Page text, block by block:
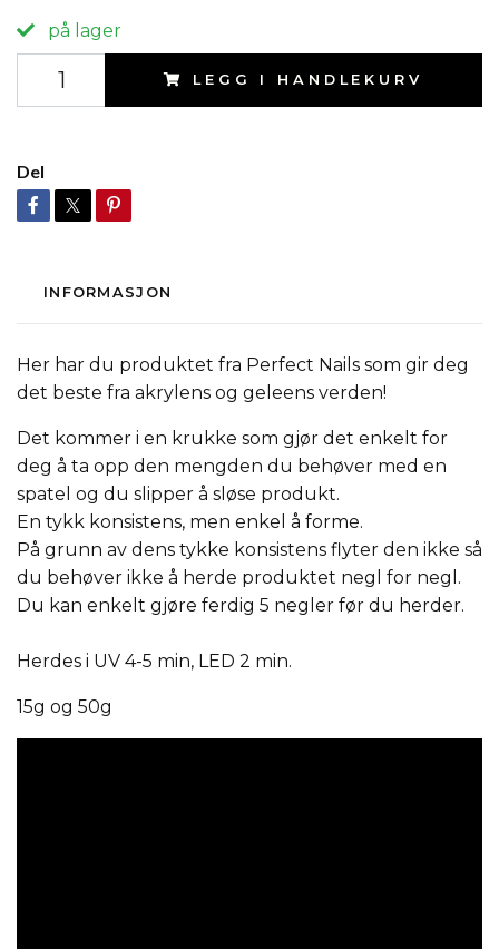
på lager
LEGG I HANDLEKURV
Del
INFORMASJON
Her har du produktet fra Perfect Nails som gir deg
det beste fra akrylens og geleens verden!
Det kommer i en krukke som gjør det enkelt for
deg å ta opp den mengden du behøver med en
spatel og du slipper å sløse produkt.
En tykk konsistens, men enkel å forme.
På grunn av dens tykke konsistens flyter den ikke så
du behøver ikke å herde produktet negl for negl.
Du kan enkelt gjøre ferdig 5 negler før du herder.
Herdes i UV 4-5 min, LED 2 min.
15g og 50g